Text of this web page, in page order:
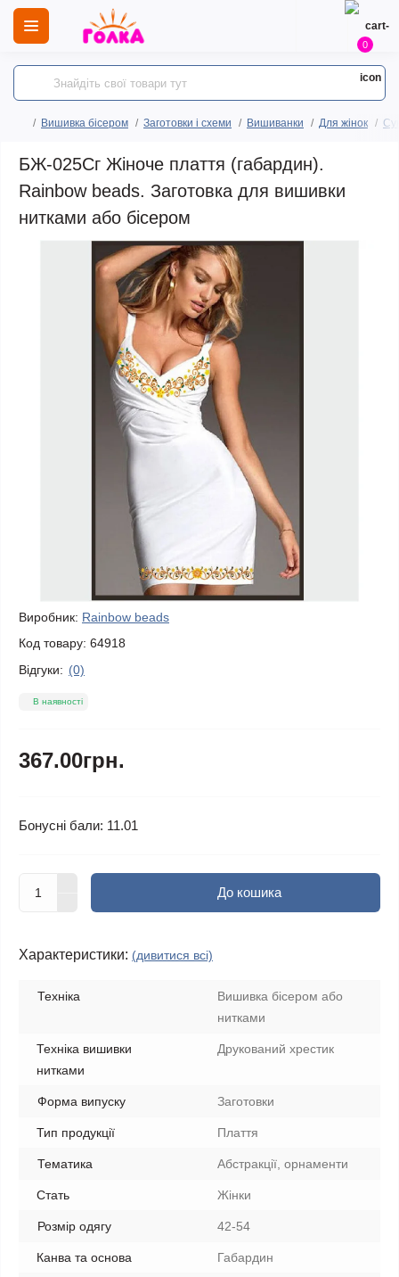
0
Вишивка бісером Заготовки і схеми Вишиванки Для жінок
БЖ-025Сг Жіноче плаття (габардин).
Rainbow beads. Заготовка для вишивки
нитками або бісером
Виробник: Rainbow beads
Код товару: 64918
Відгуки: (0)
В наявності
367.00грн.
Бонусні бали: 11.01
До кошика
Характеристики: (дивитися всі)
Техніка
Вишивка бісером або
нитками
Техніка вишивки
нитками
Друкований хрестик
Форма випуску Заготовки
Тип продукції Плаття
Тематика Абстракції, орнаменти
Стать Жінки
Розмір одягу 42-54
Канва та основа Габардин